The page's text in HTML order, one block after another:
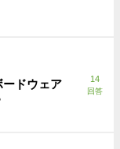
ードウェア
14
回答